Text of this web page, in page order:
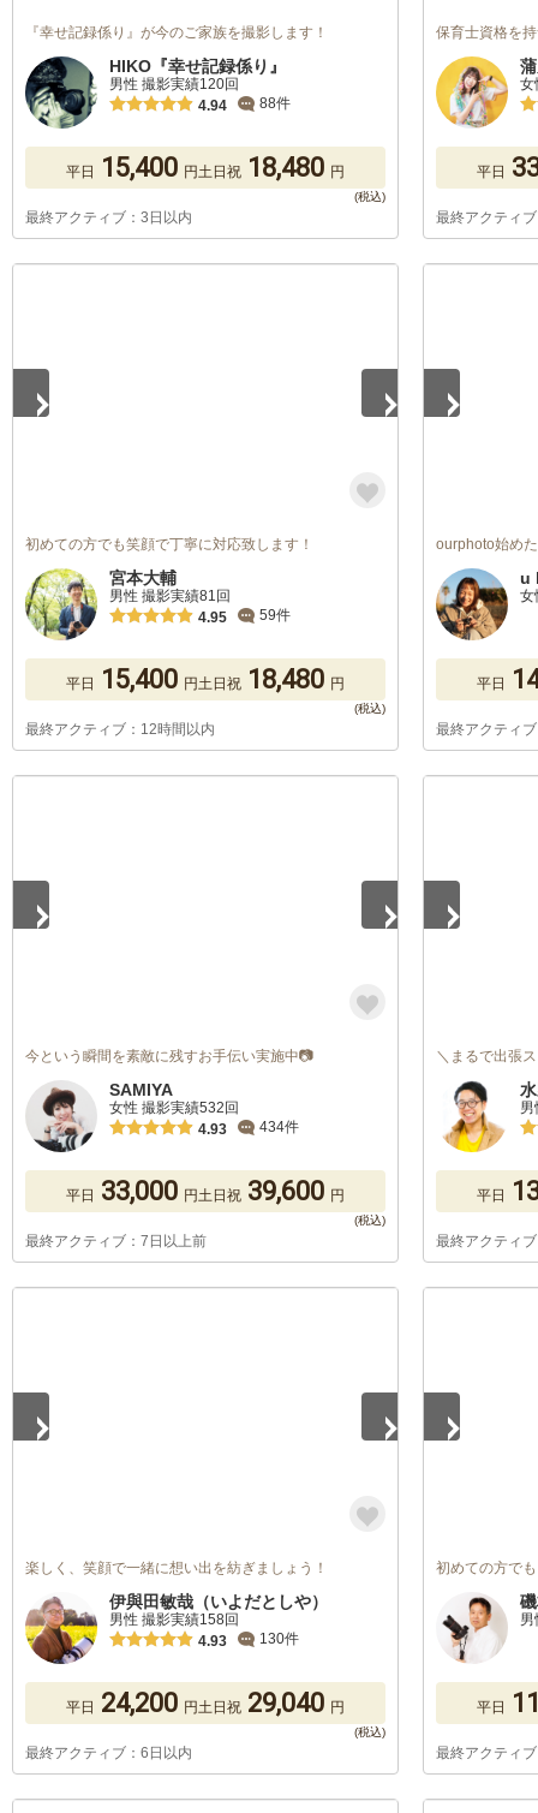
『幸せ記録係り』が今のご家族を撮影します！
HIKO『幸せ記録係り』
男性 撮影実績120回
4.94
88件
平日 15,400 円土日祝 18,480 円
最終アクティブ：3日以内
保育士資格を
女
平日
最終アクティ
初めての方でも笑顔で丁寧に対応致します！
宮本大輔
男性 撮影実績81回
4.95
59件
平日 15,400 円土日祝 18,480 円
最終アクティブ：12時間以内
ourphoto始め
u
女
平日
最終アクティ
今という瞬間を素敵に残すお手伝い実施中📷
SAMIYA
女性 撮影実績532回
4.93
434件
平日 33,000 円土日祝 39,600 円
最終アクティブ：7日以上前
＼まるで出張
平日
最終アクティ
楽しく、笑顔で一緒に想い出を紡ぎましょう！
伊與田敏哉（いよだとしや）
男性 撮影実績158回
4.93
130件
平日 24,200 円土日祝 29,040 円
最終アクティブ：6日以内
初めての方で
男
平日
最終アクティ